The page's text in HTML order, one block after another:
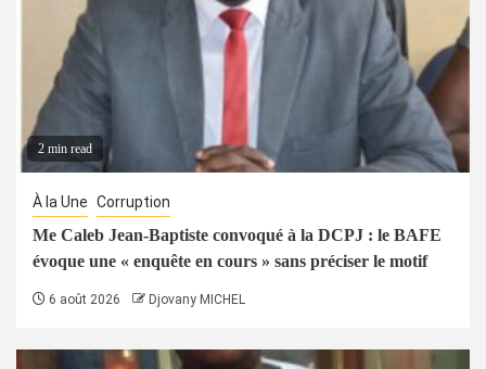
2 min read
À la Une Corruption
Me Caleb Jean-Baptiste convoqué à la DCPJ : le BAFE
évoque une « enquête en cours » sans préciser le motif
6 août 2026 Djovany MICHEL